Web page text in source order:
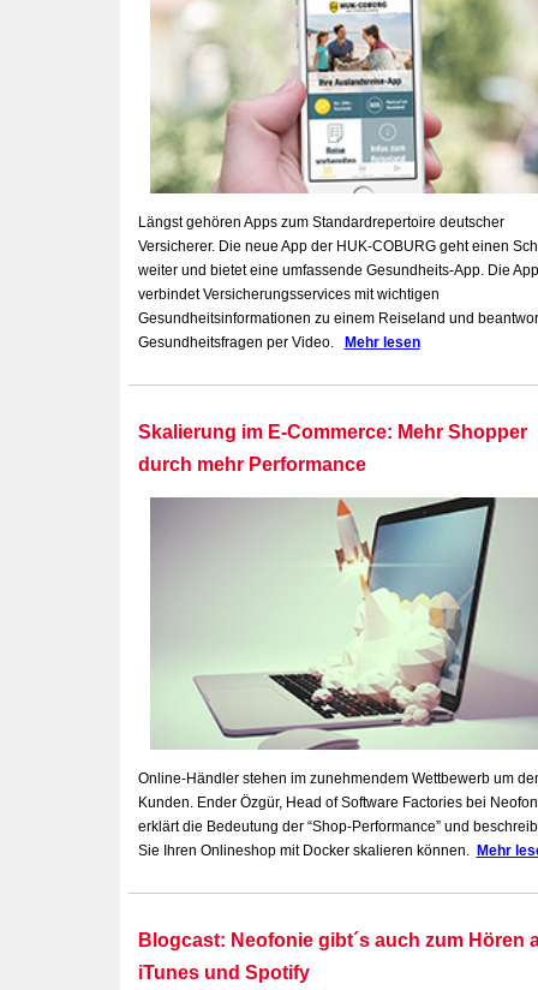
Längst gehören Apps zum Standardrepertoire deutscher
Versicherer. Die neue App der HUK-COBURG geht einen
weiter und bietet eine umfassende Gesundheits-App. Die App
verbindet Versicherungsservices mit wichtigen
Gesundheitsinformationen zu einem Reiseland und
Gesundheitsfragen per Video.
Mehr lesen
Skalierung im E-Commerce: Mehr Shopper
durch mehr Performance
Online-Händler stehen im zunehmendem Wettbewerb um
Kunden. Ender Özgür, Head of Software Factories bei
erklärt die Bedeutung der “Shop-Performance” und
Sie Ihren Onlineshop mit Docker skalieren können.
Mehr
Blogcast: Neofonie gibt´s auch zum Hören
iTunes und Spotify